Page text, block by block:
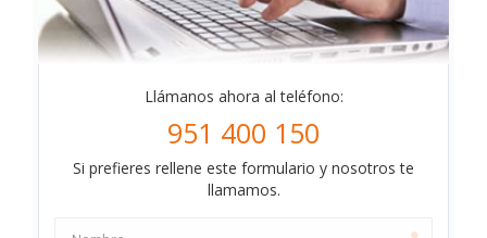
Llámanos ahora al teléfono:
951 400 150
Si prefieres rellene este formulario y nosotros te
llamamos.